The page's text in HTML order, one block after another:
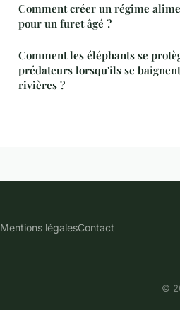
Comment créer un régime
pour un furet âgé ?
Comment les éléphants se
prédateurs lorsqu'ils se
rivières ?
Mentions légalesContact
©